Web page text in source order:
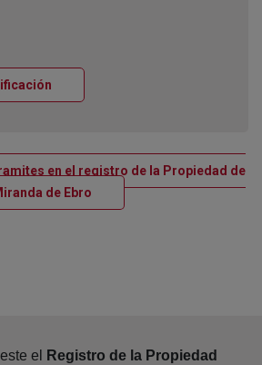
en el registro de la Propiedad de
de Ebro Ventana nueva
el
Registro de la Propiedad